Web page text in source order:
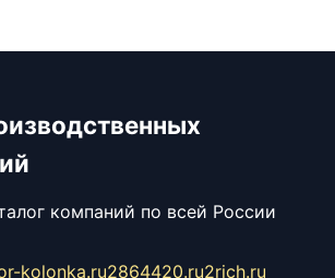
компаний по всей России
kolonka.ru2864420.ru2rich.ru